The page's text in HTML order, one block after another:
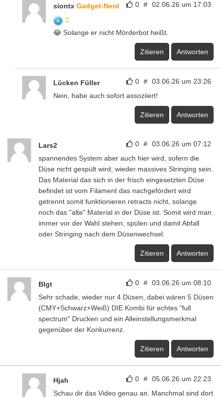
0 # 02.06.26 um 17:03
siontx Gadget-Nerd
😂 Solange er nicht Mörderbot heißt.
Zitieren Antworten
0 # 03.06.26 um 23:26
Lücken Füller
Nein, habe auch sofort assoziiert!
Zitieren Antworten
0 # 03.06.26 um 07:12
Lars2
spannendes System aber auch hier wird, sofern die
Düse nicht gespült wird, wieder massives Stringing sein.
Das Material das sich in der frisch eingesetzten Düse
befindet ist vom Filament das nachgefördert wird
getrennt somit funktionieren retracts nicht, solange
noch das "alte" Material in der Düse ist. Somit wird man
immer vor der Wahl stehen, spülen und damit Abfall
oder Stringing nach dem Düsenwechsel.
Zitieren Antworten
0 # 03.06.26 um 08:10
Blgt
Sehr schade, wieder nur 4 Düsen, dabei wären 5 Düsen
(CMY+Schwarz+Weiß) DIE Kombi für echtes "full
spectrum" Drucken und ein Alleinstellungsmerkmal
gegenüber der Konkurrenz.
Zitieren Antworten
0 # 05.06.26 um 22:23
Hjah
Schau dir das Video genau an. Manchmal sind dort